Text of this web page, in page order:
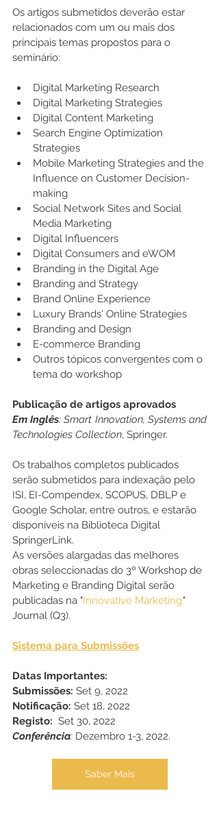
Os artigos submetidos deverão estar
relacionados com um ou mais dos
principais temas propostos para o
seminário:
Digital Marketing Research
Digital Marketing Strategies
Digital Content Marketing
Search Engine Optimization
Strategies
Mobile Marketing Strategies and the
Influence on Customer Decision-
making
Social Network Sites and Social
Media Marketing
Digital Influencers
Digital Consumers and eWOM
Branding in the Digital Age
Branding and Strategy
Brand Online Experience
Luxury Brands' Online Strategies
Branding and Design
E-commerce Branding
Outros tópicos convergentes com o
tema do workshop
Publicação de artigos aprovados
Em Inglês: Smart Innovation, Systems and
Technologies Collection, Springer.
Os trabalhos completos publicados
serão submetidos para indexação pelo
ISI, EI-Compendex, SCOPUS, DBLP e
Google Scholar, entre outros, e estarão
disponíveis na Biblioteca Digital
SpringerLink.
As versões alargadas das melhores
obras seleccionadas do 3º Workshop de
Marketing e Branding Digital serão
publicadas na "Innovative Marketing"
Journal (Q3).
Sistema para Submissões
Datas Importantes:
Submissões: Set 9, 2022
Notificação: Set 18, 2022
Registo: Set 30, 2022
Conferência: Dezembro 1-3, 2022.
Saber Mais